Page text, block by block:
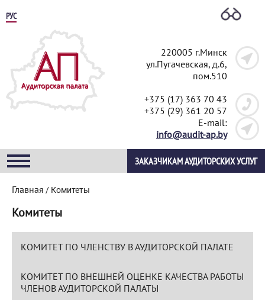
РУС
220005 г.Минск
ул.Пугачевская, д.6,
пом.510
+375 (17) 363 70 43
+375 (29) 361 20 57
E-mail:
info@audit-ap.by
ЗАКАЗЧИКАМ АУДИТОРСКИХ УСЛУГ
Главная / Комитеты
Комитеты
КОМИТЕТ ПО ЧЛЕНСТВУ В АУДИТОРСКОЙ ПАЛАТЕ
КОМИТЕТ ПО ВНЕШНЕЙ ОЦЕНКЕ КАЧЕСТВА РАБОТЫ
ЧЛЕНОВ АУДИТОРСКОЙ ПАЛАТЫ